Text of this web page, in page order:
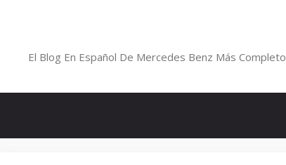
El Blog En Español De Mercedes Benz Más Completo